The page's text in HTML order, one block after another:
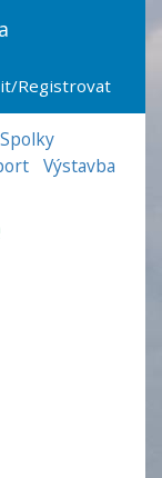
Registrovat
Spolky
Výstavba